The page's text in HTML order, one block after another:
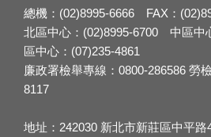
總機：(02)8995-6666 FAX：
北區中心：(02)8995-6700 中區
區中心：(07)235-4861
廉政署檢舉專線：0800-286586 勞
8117
地址：242030 新北市新莊區中平路